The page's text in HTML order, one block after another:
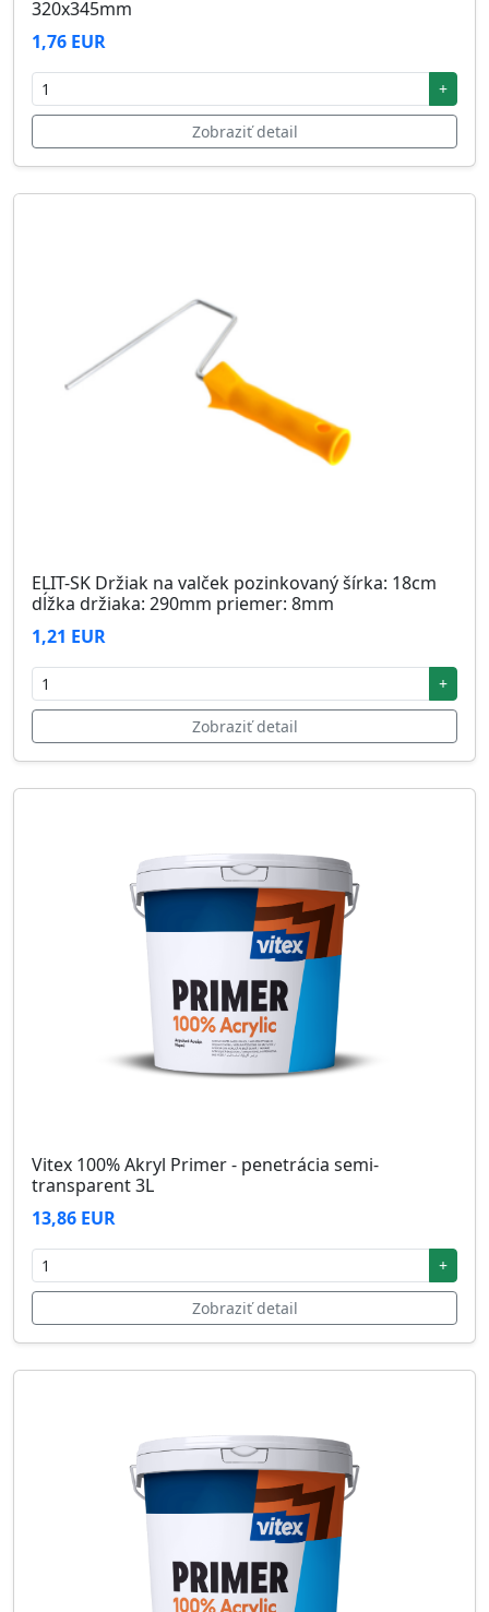
320x345mm
1,76 EUR
+
Zobraziť detail
ELIT-SK Držiak na valček pozinkovaný šírka: 18cm
dĺžka držiaka: 290mm priemer: 8mm
1,21 EUR
+
Zobraziť detail
Vitex 100% Akryl Primer - penetrácia semi-
transparent 3L
13,86 EUR
+
Zobraziť detail